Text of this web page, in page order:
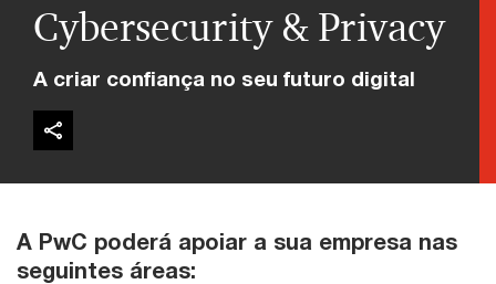
Cybersecurity & Privacy
A criar confiança no seu futuro digital
A PwC poderá apoiar a sua empresa nas
seguintes áreas: